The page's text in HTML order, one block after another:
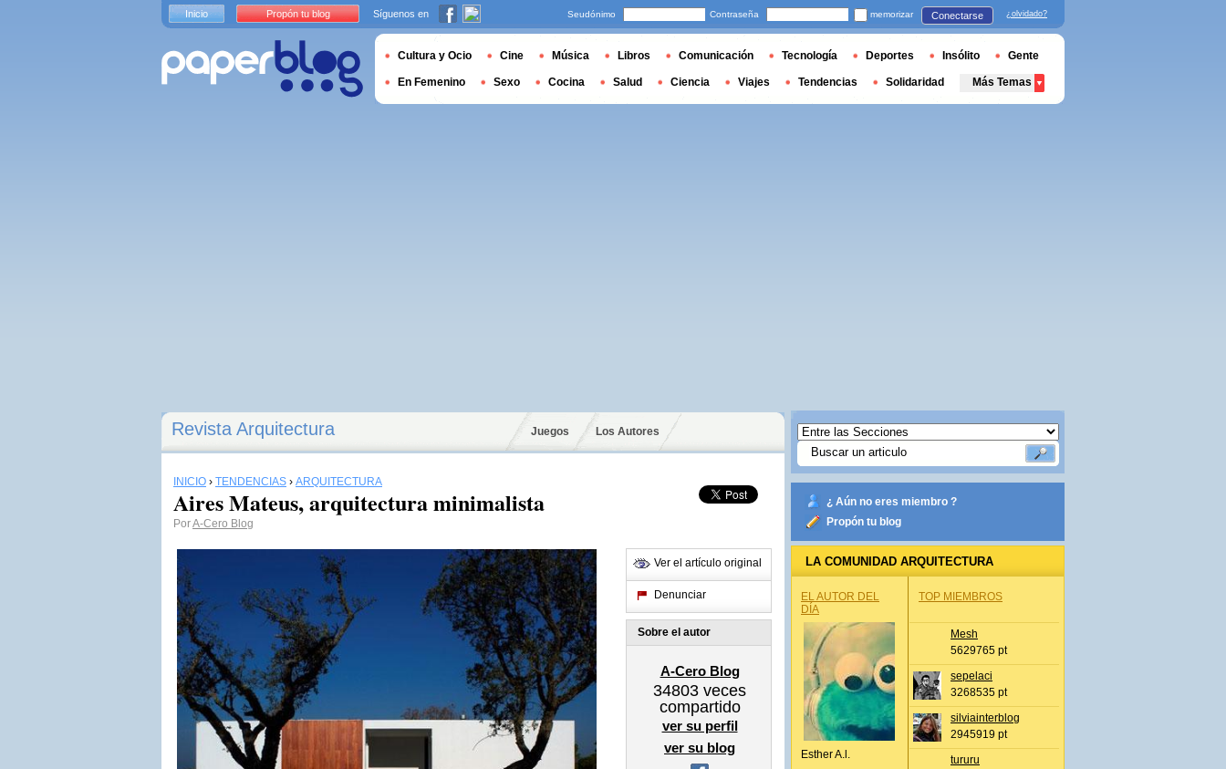
Revista Arquitectura Juegos Los Autores
INICIO › TENDENCIAS › ARQUITECTURA
Aires Mateus, arquitectura minimalista
PorA-Cero Blog
Ver el artículo original
Denunciar
Sobre el autor
A-Cero Blog
34803 veces
compartido
ver su perfil
ver su blog
¿ Aún no eres miembro ?
Propón tu blog
LA COMUNIDAD ARQUITECTURA
EL AUTOR DEL
DÍA
Esther A.l.
TOP MIEMBROS
Mesh
5629765 pt
sepelaci
3268535 pt
silviainterblog
2945919 pt
tururu
Inicio Propón tu blog Síguenos en Seudónimo Contraseña memorizar Conectarse ¿olvidado?
Cultura y Ocio Cine Música Libros Comunicación Tecnología Deportes Insólito Gente
En Femenino Sexo Cocina Salud Ciencia Viajes Tendencias Solidaridad Más Temas